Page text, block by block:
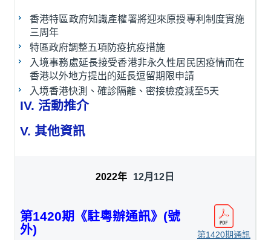
香港特區政府知識產權署將迎來原授專利制度實施
三周年
特區政府調整五項防疫抗疫措施
入境事務處延長接受香港非永久性居民因疫情而在
香港以外地方提出的延長逗留期限申請
入境香港快測、確診隔離、密接檢疫減至5天
IV. 活動推介
V. 其他資訊
12月12日
第1420期通訊
第1420期《駐粵辦通訊》(號
外)